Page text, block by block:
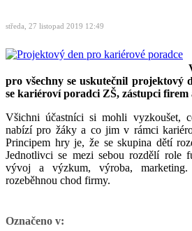
středa, 27 listopad 2019 12:49
pro všechny se uskutečnil projektový
se kariéroví poradci ZŠ, zástupci
Všichni účastníci si mohli vyzkoušet,
nabízí pro žáky a co jim v rámci
Principem hry je, že se skupina dětí
Jednotlivci se mezi sebou rozdělí role
vývoj a výzkum, výroba, marketing.
rozeběhnou chod firmy.
Označeno v: